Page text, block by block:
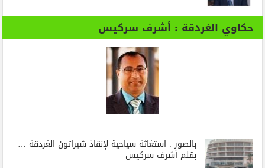
حكاوي الغردقة : أشرف سركيس
بالصور : استغاثة سياحية لإنقاذ شيراتون الغردقة …
بقلم أشرف سركيس